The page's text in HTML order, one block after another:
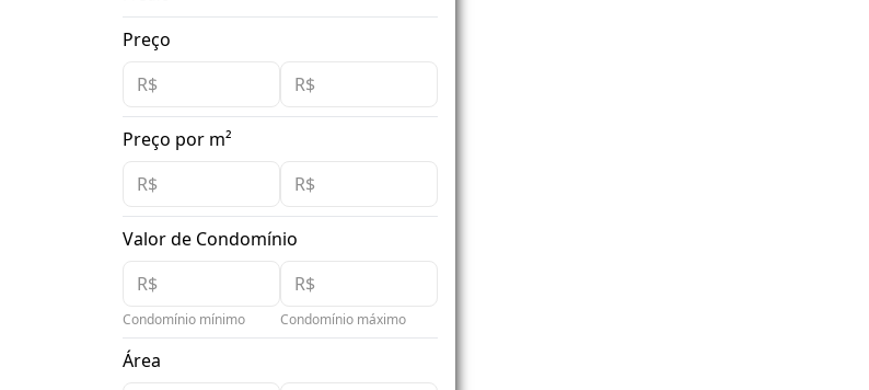
Preço
Preço por m²
Valor de Condomínio
Condomínio mínimo Condomínio máximo
Área